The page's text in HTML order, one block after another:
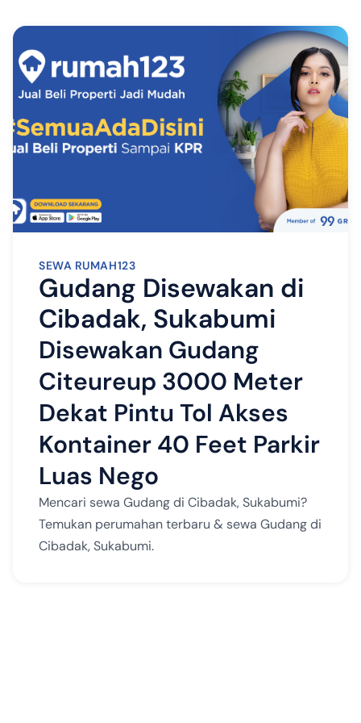
SEWA RUMAH123
Gudang Disewakan di
Cibadak, Sukabumi
Disewakan Gudang
Citeureup 3000 Meter
Dekat Pintu Tol Akses
Kontainer 40 Feet Parkir
Luas Nego
Mencari sewa Gudang di Cibadak, Sukabumi?
Temukan perumahan terbaru & sewa Gudang di
Cibadak, Sukabumi.